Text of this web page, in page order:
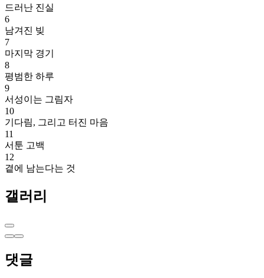
드러난 진실
6
남겨진 빚
7
마지막 경기
8
평범한 하루
9
서성이는 그림자
10
기다림, 그리고 터진 마음
11
서툰 고백
12
곁에 남는다는 것
갤러리
댓글